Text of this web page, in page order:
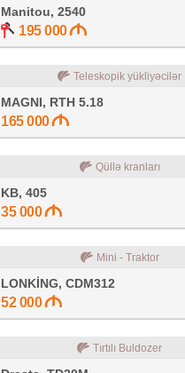
Manitou, 2540
195 000
Teleskopik yükliyəcilər
MAGNI, RTH 5.18
165 000
Qüllə kranları
KB, 405
35 000
Mini - Traktor
LONKİNG, CDM312
52 000
Tırtılı Buldozer